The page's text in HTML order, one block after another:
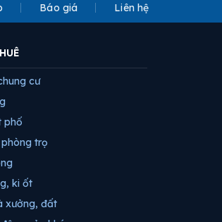
Báo giá Liên hệ
cư
phố
trọ
ki ốt
xưởng, đất